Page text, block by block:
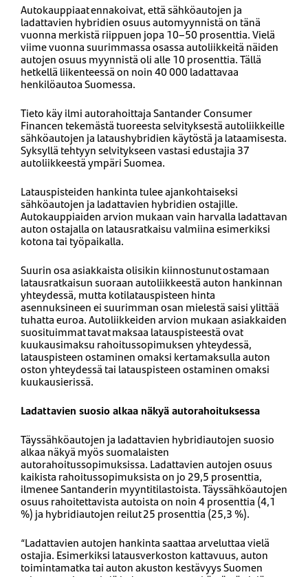
Autokauppiaat ennakoivat, että sähköautojen ja
ladattavien hybridien osuus automyynnistä on tänä
vuonna merkistä riippuen jopa 10–50 prosenttia. Vielä
viime vuonna suurimmassa osassa autoliikkeitä näiden
autojen osuus myynnistä oli alle 10 prosenttia. Tällä
hetkellä liikenteessä on noin 40 000 ladattavaa
henkilöautoa Suomessa.
Tieto käy ilmi autorahoittaja Santander Consumer
Financen tekemästä tuoreesta selvityksestä autoliikkeille
sähköautojen ja lataushybridien käytöstä ja lataamisesta.
Syksyllä tehtyyn selvitykseen vastasi edustajia 37
autoliikkeestä ympäri Suomea.
Latauspisteiden hankinta tulee ajankohtaiseksi
sähköautojen ja ladattavien hybridien ostajille.
Autokauppiaiden arvion mukaan vain harvalla ladattavan
auton ostajalla on latausratkaisu valmiina esimerkiksi
kotona tai työpaikalla.
Suurin osa asiakkaista olisikin kiinnostunut ostamaan
latausratkaisun suoraan autoliikkeestä auton hankinnan
yhteydessä, mutta kotilatauspisteen hinta
asennuksineen ei suurimman osan mielestä saisi ylittää
tuhatta euroa. Autoliikkeiden arvion mukaan asiakkaiden
suosituimmat tavat maksaa latauspisteestä ovat
kuukausimaksu rahoitussopimuksen yhteydessä,
latauspisteen ostaminen omaksi kertamaksulla auton
oston yhteydessä tai latauspisteen ostaminen omaksi
kuukausierissä.
Ladattavien suosio alkaa näkyä autorahoituksessa
Täyssähköautojen ja ladattavien hybridiautojen suosio
alkaa näkyä myös suomalaisten
autorahoitussopimuksissa. Ladattavien autojen osuus
kaikista rahoitussopimuksista on jo 29,5 prosenttia,
ilmenee Santanderin myyntitilastoista. Täyssähköautojen
osuus rahoitettavista autoista on noin 4 prosenttia (4,1
%) ja hybridiautojen reilut 25 prosenttia (25,3 %).
“Ladattavien autojen hankinta saattaa arveluttaa vielä
ostajia. Esimerkiksi latausverkoston kattavuus, auton
toimintamatka tai auton akuston kestävyys Suomen